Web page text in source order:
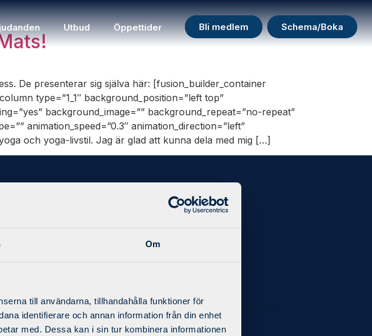
Om
till användarna, tillhandahålla funktioner för
identifierare och annan information från din enhet
med. Dessa kan i sin tur kombinera informationen
Utbud Öppettider Bli medlem Schema/Boka
De presenterar sig själva här: [fusion_builder_container
type=”1_1″ background_position=”left top”
background_image=”” background_repeat=”no-repeat”
animation_speed=”0.3″ animation_direction=”left”
och yoga-livstil. Jag är glad att kunna dela med mig […]
mer finns tillgängligt direkt i din